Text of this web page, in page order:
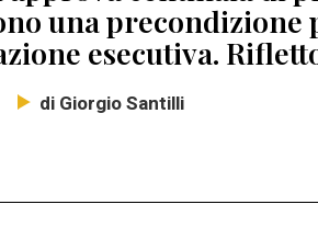
una precondizione
esecutiva.
di Giorgio Santilli